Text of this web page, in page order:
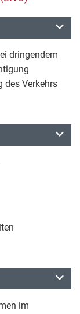
dringendem
des Verkehrs
im